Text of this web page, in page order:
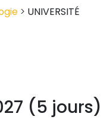
> UNIVERSITÉ
(5 jours)